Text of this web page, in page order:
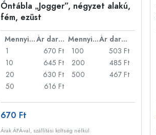
Óntábla „Jogger”, négyzet alakú,
fém, ezüst
Mennyiség Ár darabonként Mennyiség
Ár darabonként
1
670 Ft
10
645 Ft
20
630 Ft
50
616 Ft
100
503 Ft
200
485 Ft
500
467 Ft
670 Ft
Árak ÁFÁ-val, szállítási költség nélkül